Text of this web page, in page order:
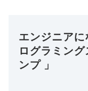
エンジニア
ログラミン
ンプ 」